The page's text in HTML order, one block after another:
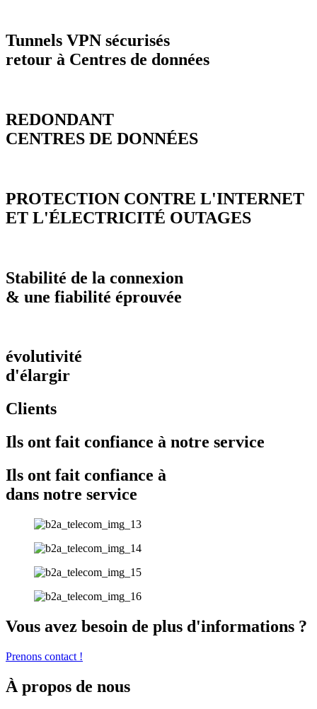
Tunnels VPN sécurisés
retour à Centres de données
REDONDANT
CENTRES DE DONNÉES
PROTECTION CONTRE L'INTERNET
ET L'ÉLECTRICITÉ OUTAGES
Stabilité de la connexion
& une fiabilité éprouvée
évolutivité
d'élargir
Clients
Ils ont fait confiance à notre service
Ils ont fait confiance à
dans notre service
Vous avez besoin de plus d'informations ?
Prenons contact !
À propos de nous